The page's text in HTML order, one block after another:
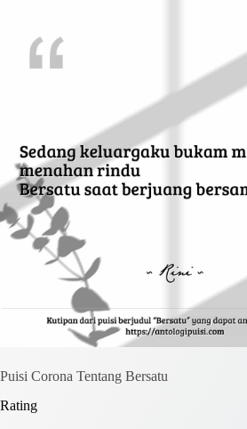
Kirim Komentar
Puisi Corona Tentang Bersatu
Rating